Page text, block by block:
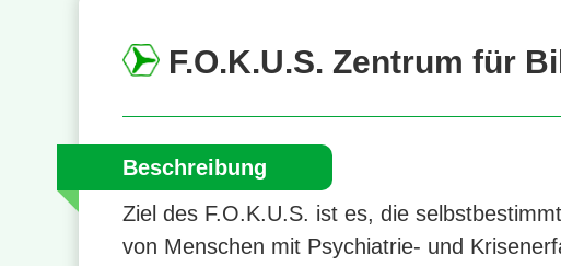
F.O.K.U.S. Zentrum für
Beschreibung
Ziel des F.O.K.U.S. ist es, die
von Menschen mit Psychiatrie- und